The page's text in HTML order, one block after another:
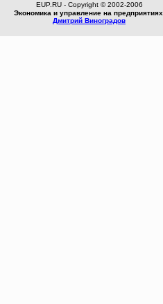
EUP.RU - Copyright © 2002-2006
Экономика и управление на предприятиях,
Дмитрий Виноградов